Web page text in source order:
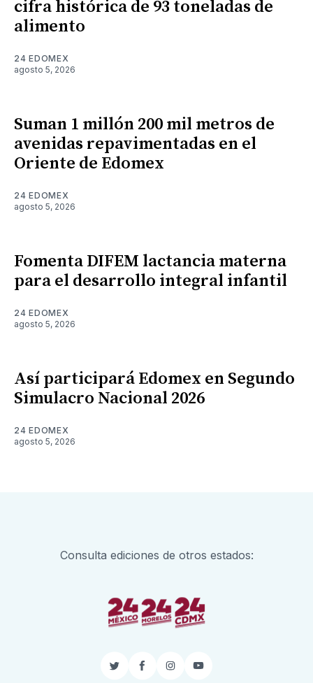
cifra histórica de 93 toneladas de
alimento
24 EDOMEX
agosto 5, 2026
Suman 1 millón 200 mil metros de
avenidas repavimentadas en el
Oriente de Edomex
24 EDOMEX
agosto 5, 2026
Fomenta DIFEM lactancia materna
para el desarrollo integral infantil
24 EDOMEX
agosto 5, 2026
Así participará Edomex en Segundo
Simulacro Nacional 2026
24 EDOMEX
agosto 5, 2026
Consulta ediciones de otros estados:
TwitterFacebook
InstagramYouTube